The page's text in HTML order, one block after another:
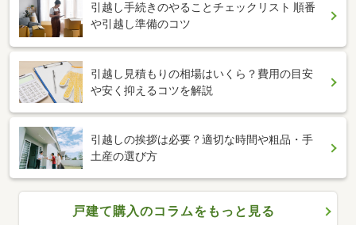
引越し手続きのやることチェックリスト 順番
や引越し準備のコツ
引越し見積もりの相場はいくら？費用の目安
や安く抑えるコツを解説
引越しの挨拶は必要？適切な時間や粗品・手
土産の選び方
戸建て購入のコラムをもっと見る